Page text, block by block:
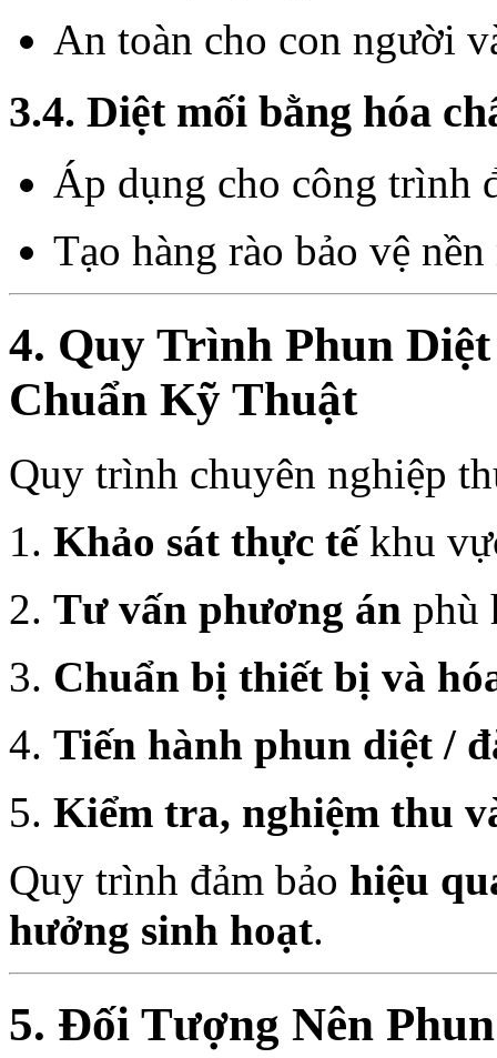
An toàn cho con người
3.4. Diệt mối bằng hóa
Áp dụng cho công trình
Tạo hàng rào bảo vệ
4. Quy Trình Phun
Chuẩn Kỹ Thuật
Quy trình chuyên nghiệp
Khảo sát thực tếkhu
Tư vấn phương án phù
Chuẩn bị thiết bị và
Tiến hành phun diệt /
Kiểm tra, nghiệm thu
Quy trình đảm bảo hiệu
hưởng sinh hoạt.
5. Đối Tượng Nên